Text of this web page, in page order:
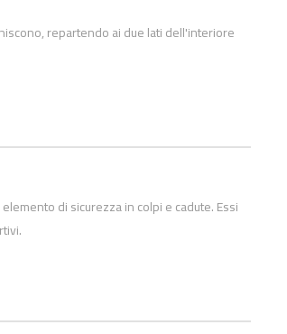
repartendo ai due lati dell'interiore
di sicurezza in colpi e cadute. Essi